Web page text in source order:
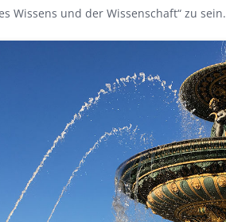
Wissens und der Wissenschaft“ zu sein.